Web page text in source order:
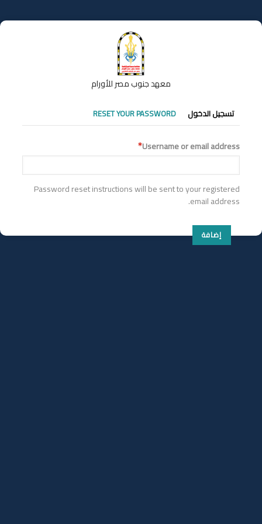
إلى
المحتوى
معهد جنوب مصر للأورام
التبويبات
الأساسية
تسجيل الدخول RESET YOUR PASSWORD
Username or email address
Password reset instructions will be sent to your registered
email address.